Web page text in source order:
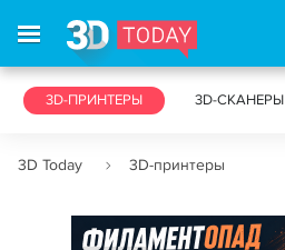
3D-ПРИНТЕРЫ 3D-СКАНЕРЫ
3D Today 3D-принтеры